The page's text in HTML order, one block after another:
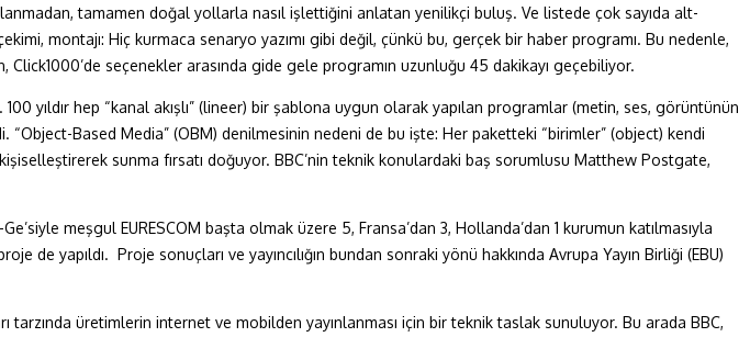
tamamen doğal yollarla nasıl işlettiğini anlatan yenilikçi buluş. Ve listede çok sayıda alt-
montajı: Hiç kurmaca senaryo yazımı gibi değil, çünkü bu, gerçek bir haber programı. Bu nedenle,
seçenekler arasında gide gele programın uzunluğu 45 dakikayı geçebiliyor.
yıldır hep “kanal akışlı” (lineer) bir şablona uygun olarak yapılan programlar (metin, ses, görüntünün
“Object-Based Media” (OBM) denilmesinin nedeni de bu işte: Her paketteki “birimler” (object) kendi
sunma fırsatı doğuyor. BBC’nin teknik konulardaki baş sorumlusu Matthew Postgate,
meşgul EURESCOM başta olmak üzere 5, Fransa’dan 3, Hollanda’dan 1 kurumun katılmasıyla
yapıldı. Proje sonuçları ve yayıncılığın bundan sonraki yönü hakkında Avrupa Yayın Birliği (EBU)
tarzında üretimlerin internet ve mobilden yayınlanması için bir teknik taslak sunuluyor. Bu arada BBC,